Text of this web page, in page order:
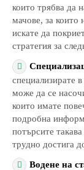
които трябва да
мачове, за които
искате да
стратегия за
специализирате
може да се
които имате
подробна
потърсите
трудно достига
Водене на